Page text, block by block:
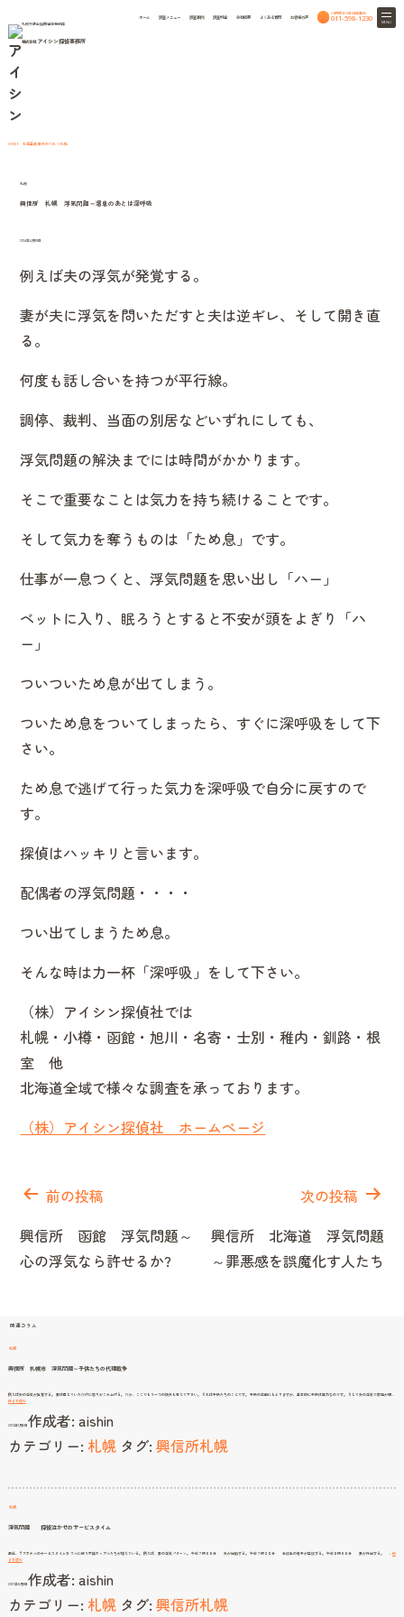
札幌弁護士協同組合特約店
株式会社 アイシン探偵事務所
ホーム 調査メニュー 調査事例 調査料金 会社概要 よくある質問 お客様の声
24時間365日相談無料
011-598-1230 MENU
北海道興信所のつれづれ話
HOME 北海道興信所のつれづれ話
札幌
興信所 札幌 浮気問題～溜息のあとは深呼吸
2014年4月18日
例えば夫の浮気が発覚する。
妻が夫に浮気を問いただすと夫は逆ギレ、そして開き直
る。
何度も話し合いを持つが平行線。
調停、裁判、当面の別居などいずれにしても、
浮気問題の解決までには時間がかかります。
そこで重要なことは気力を持ち続けることです。
そして気力を奪うものは「ため息」です。
仕事が一息つくと、浮気問題を思い出し「ハー」
ベットに入り、眠ろうとすると不安が頭をよぎり「ハ
ー」
ついついため息が出てしまう。
ついため息をついてしまったら、すぐに深呼吸をして下
さい。
ため息で逃げて行った気力を深呼吸で自分に戻すので
す。
探偵はハッキリと言います。
配偶者の浮気問題・・・・
つい出てしまうため息。
そんな時は力一杯「深呼吸」をして下さい。
（株）アイシン探偵社では
札幌・小樽・函館・旭川・名寄・士別・稚内・釧路・根
室 他
北海道全域で様々な調査を承っております。
（株）アイシン探偵社 ホームページ
稿
ビ
ゲ
ン
前の投稿
興信所 函館 浮気問題～
心の浮気なら許せるか?
次の投稿
興信所 北海道 浮気問題
～罪悪感を誤魔化す人たち
関連コラム
札幌
興信所 札幌市 浮気問題～子供たちの代理戦争
例えば夫の浮気が発覚する。 妻は信じていただけに怒りがこみ上げる。 だか、ここでもう一つの視点も考えて下さい。 それは子供たちのことです。 子供の年齢にもよりますが、基本的に子供は無力なのです。 そして夫の浮気で家庭が壊…
続きを読む興
幌
気
問
ち
2013年1月6日作成者: aishin
カテゴリー: 札幌 タグ: 興信所札幌
札幌
浮気問題 探偵泣かせのサービスタイム
最近、ラブホテルのサービスタイムを フルに使う不倫カップルたちが増えている。 例えば、妻の浮気パターン。 午前７時００分 夫が出勤する。 午前７時３０分 高校生の息子が登校する。 午前８時００分 妻が外出する。 …続
きを読む浮
題
探
か
2017年8月1日作成者: aishin
カテゴリー: 札幌 タグ: 興信所札幌